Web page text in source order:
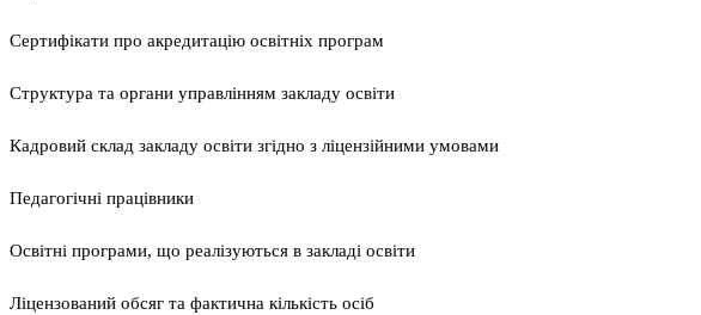
Сертифікати про акредитацію освітніх програм
Структура та органи управлінням закладу освіти
Кадровий склад закладу освіти згідно з ліцензійними умовами
Педагогічні працівники
Освітні програми, що реалізуються в закладі освіти
Ліцензований обсяг та фактична кількість осіб